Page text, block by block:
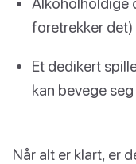
foretrekker det)
Et dedikert
kan bevege seg
Når alt er klart, er